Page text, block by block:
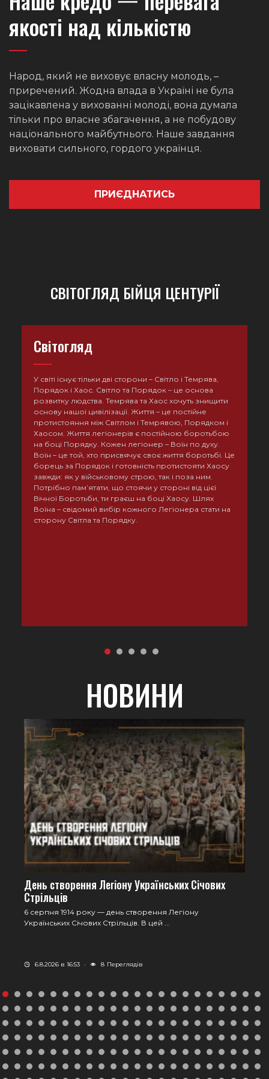
якості над кількістю
Народ, який не виховує власну молодь, –
приречений. Жодна влада в Україні не була
зацікавлена у вихованні молоді, вона думала
тільки про власне збагачення, а не побудову
національного майбутнього. Наше завдання
виховати сильного, гордого українця.
ПРИЄДНАТИСЬ
СВІТОГЛЯД БІЙЦЯ ЦЕНТУРІЇ
Світогляд
У світі існує тільки дві сторони – Світло і Темрява,
Порядок і Хаос. Світло та Порядок – це основа
розвитку людства. Темрява та Хаос хочуть знищити
основу нашої цивілізації. Життя – це постійне
протистояння між Світлом і Темрявою, Порядком і
Хаосом. Життя легіонерів є постійною боротьбою
на боці Порядку. Кожен легіонер – Воїн по духу.
Воїн – це той, хто присвячує своє життя боротьбі. Це
борець за Порядок і готовність протистояти Хаосу
завжди: як у військовому строю, так і поза ним.
Потрібно пам’ятати, що стоячи у стороні від цієї
Вічної Боротьби, ти граєш на боці Хаосу. Шлях
Воїна – свідомий вибір кожного Легіонера стати на
сторону Світла та Порядку.
День створення Легіону Українських Січових
Стрільців
6 серпня 1914 року — день створення Легіону
Українських Січових Стрільців. В цей ...
6.8.2026 в 16:53 · 8 Переглядів